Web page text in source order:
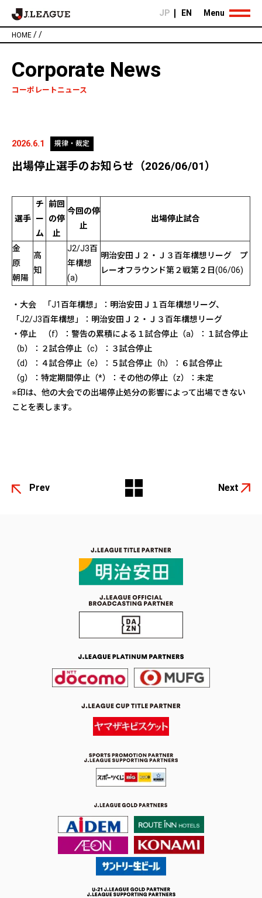
JP EN
HOME //
Menu
Corporate News
コーポレートニュース
2026.6.1 規律・裁定
出場停止選手のお知らせ（2026/06/01）
選手
チ
ー
ム
前回
の停
止
今回の停
止
出場停止試合
金
原
朝陽
高
知
J2/J3百
年構想
(a)
明治安田Ｊ２・Ｊ３百年構想リーグ プ
レーオフラウンド第２戦第２日(06/06)
・大会 「J1百年構想」：明治安田Ｊ１百年構想リーグ、
「J2/J3百年構想」：明治安田Ｊ２・Ｊ３百年構想リーグ
・停止 （f）：警告の累積による１試合停止（a）：１試合停止
（b）：２試合停止（c）：３試合停止
（d）：４試合停止（e）：５試合停止（h）：６試合停止
（g）：特定期間停止（*）：その他の停止（z）：未定
※印は、他の大会での出場停止処分の影響によって出場できない
ことを表します。
Prev Next